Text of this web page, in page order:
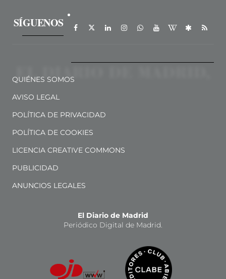
SÍGUENOS
QUIÉNES SOMOS
AVISO LEGAL
POLÍTICA DE PRIVACIDAD
POLÍTICA DE COOKIES
LICENCIA CREATIVE COMMONS
PUBLICIDAD
ANUNCIOS LEGALES
El Diario de Madrid
Periódico Digital de Madrid.